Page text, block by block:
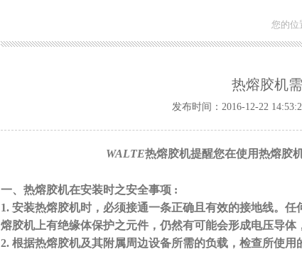
您的位
热熔胶机
发布时间：2016-12-22
WALTE热熔胶机提醒您在使用热熔胶
一、 热熔胶机在安装时之安全事项 :
1. 安装热熔胶机时，必须接通一条正确且有效的接地线。
熔胶机上有绝缘体保护之元件，仍然有可能会形成电压导体
2. 根据热熔胶机及其附属周边设备所需的负载，检查所使